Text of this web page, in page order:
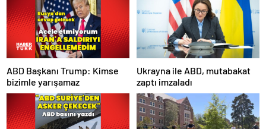
ABD Başkanı Trump: Kimse
bizimle yarışamaz
Ukrayna ile ABD, mutabakat
zaptı imzaladı